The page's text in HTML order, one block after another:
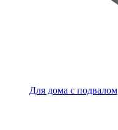
Для дома с подвалом